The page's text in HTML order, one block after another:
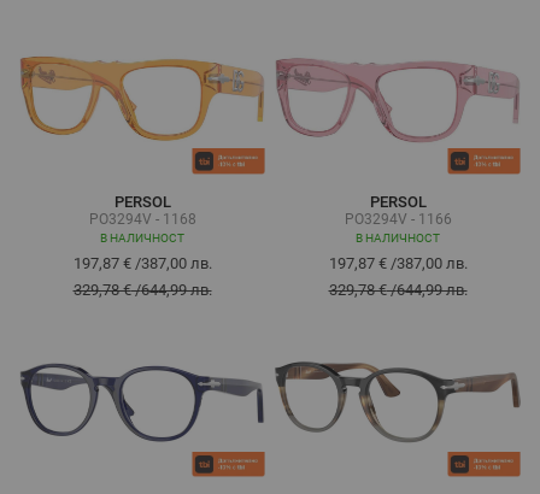
PERSOL
PO3294V - 1168
В НАЛИЧНОСТ
197,87 €/387,00 лв.
329,78 €/644,99 лв.
PERSOL
PO3294V - 1166
В НАЛИЧНОСТ
197,87 €/387,00 лв.
329,78 €/644,99 лв.